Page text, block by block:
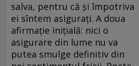
salva, pentru că şi împotriva
ei sîntem asiguraţi. A doua
afirmaţie iniţială: nici o
asigurare din lume nu va
putea smulge definitiv din